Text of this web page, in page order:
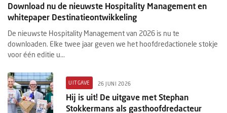
Download nu de nieuwste Hospitality Management en
whitepaper Destinatieontwikkeling
De nieuwste Hospitality Management van 2026 is nu te
downloaden. Elke twee jaar geven we het hoofdredactionele stokje
voor één editie u...
UITGAVE 26 JUNI 2026
Hij is uit! De uitgave met Stephan
Stokkermans als gasthoofdredacteur